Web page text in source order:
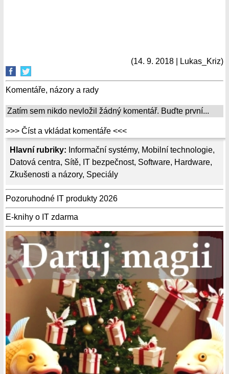
Hlavní rubriky: Informační systémy, Mobilní technologie,
Datová centra, Sítě, IT bezpečnost, Software, Hardware,
Zkušenosti a názory, Speciály
Pozoruhodné IT produkty 2026
E-knihy o IT zdarma
(14. 9. 2018 | Lukas_Kriz)
Komentáře, názory a rady
Zatím sem nikdo nevložil žádný komentář. Buďte první...
>>> Číst a vkládat komentáře <<<